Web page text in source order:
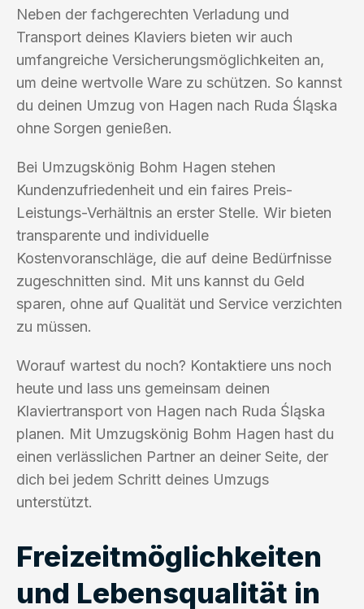
Neben der fachgerechten Verladung und
Transport deines Klaviers bieten wir auch
umfangreiche Versicherungsmöglichkeiten an,
um deine wertvolle Ware zu schützen. So kannst
du deinen Umzug von Hagen nach Ruda Śląska
ohne Sorgen genießen.
Bei Umzugskönig Bohm Hagen stehen
Kundenzufriedenheit und ein faires Preis-
Leistungs-Verhältnis an erster Stelle. Wir bieten
transparente und individuelle
Kostenvoranschläge, die auf deine Bedürfnisse
zugeschnitten sind. Mit uns kannst du Geld
sparen, ohne auf Qualität und Service verzichten
zu müssen.
Worauf wartest du noch? Kontaktiere uns noch
heute und lass uns gemeinsam deinen
Klaviertransport von Hagen nach Ruda Śląska
planen. Mit Umzugskönig Bohm Hagen hast du
einen verlässlichen Partner an deiner Seite, der
dich bei jedem Schritt deines Umzugs
unterstützt.
Freizeitmöglichkeiten
und Lebensqualität in